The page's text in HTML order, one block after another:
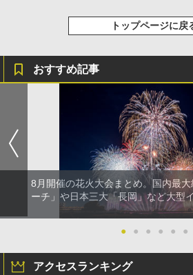
トップページに戻
おすすめ記事
8月開催の花火大会まとめ。国内最
ーチ」や日本三大「長岡」など大型
● ● ● ● ● ●
アクセスランキング